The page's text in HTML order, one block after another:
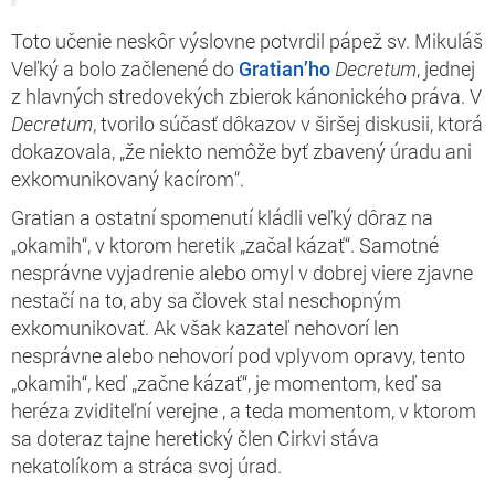
Toto učenie neskôr výslovne potvrdil pápež sv. Mikuláš
Veľký a bolo začlenené do Gratian’ho Decretum, jednej
z hlavných stredovekých zbierok kánonického práva. V
Decretum,tvorilo súčasť dôkazov v širšej diskusii, ktorá
dokazovala, „že niekto nemôže byť zbavený úradu ani
exkomunikovaný kacírom“.
Gratian a ostatní spomenutí kládli veľký dôraz na
„okamih“, v ktorom heretik „začal kázať“. Samotné
nesprávne vyjadrenie alebo omyl v dobrej viere zjavne
nestačí na to, aby sa človek stal neschopným
exkomunikovať. Ak však kazateľ nehovorí len
nesprávne alebo nehovorí pod vplyvom opravy, tento
„okamih“, keď „začne kázať“, je momentom, keď sa
heréza zviditeľníverejne , a teda momentom, v ktorom
sa doteraztajne heretický člen Cirkvi stáva
nekatolíkom a stráca svoj úrad.